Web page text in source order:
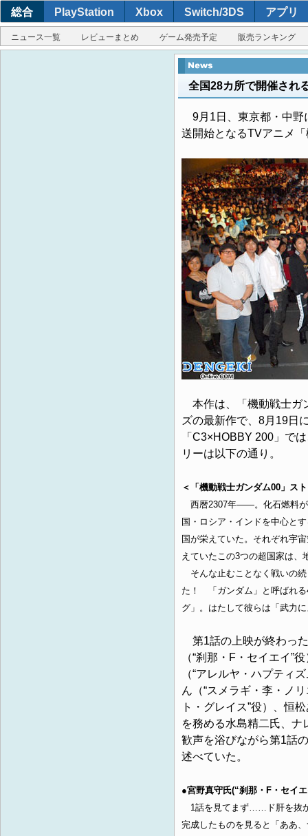
総合 PlayStation Xbox Switch/3DS アプリ
ニュース一覧 レビューまとめ ゲーム発売予定 販売ランキング
全国28カ所で開催され
9月1日、東京都・中野
送開始となるTVアニメ
本作は、「機動戦士ガ
ズの最新作で、8月19日
「C3×HOBBY 200」で
リーは以下の通り。
＜「機動戦士ガンダム00」ス
西暦2307年――。化石燃料が
国・ロシア・インドを中心と
国が栄えていた。それぞれ宇
えていたこの3つの超国家は、
そんな止むことなく戦いの
た！ 「ガンダム」と呼ばれる
グ」。はたして彼らは「武力
第1話の上映が終わっ
（“刹那・F・セイエイ”
（“アレルヤ・ハプティ
ん（“スメラギ・李・ノ
ト・グレイス”役）、恒
を務める水島精二氏、
歓声を浴びながら第1話
述べていた。
●宮野真守氏(“刹那・F・セイ
1話を見てまず……ド肝を抜か
完成したものを見ると「ああ